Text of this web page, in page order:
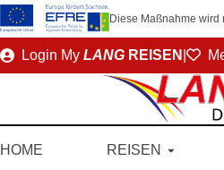
Diese Maßnahme wird
DirektLogin My LANG REISEN
HOME REISEN